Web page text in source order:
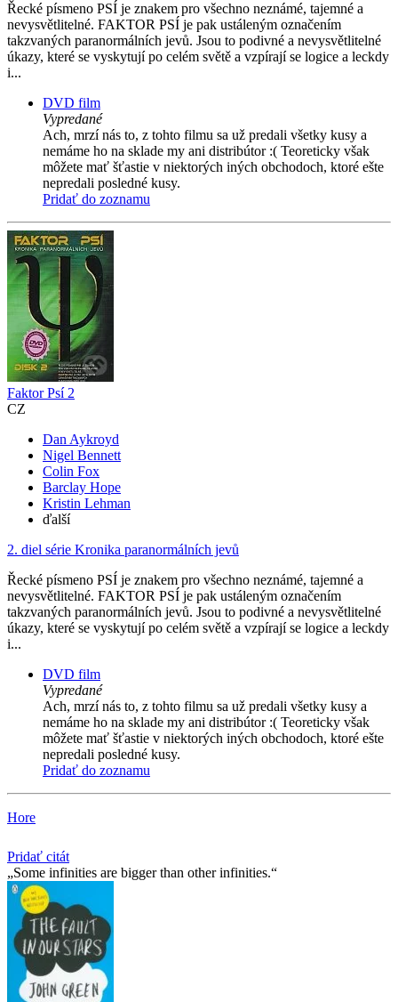
Řecké písmeno PSÍ je znakem pro všechno neznámé, tajemné a
nevysvětlitelné. FAKTOR PSÍ je pak ustáleným označením
takzvaných paranormálních jevů. Jsou to podivné a nevysvětlitelné
úkazy, které se vyskytují po celém světě a vzpírají se logice a leckdy
i...
DVD film
Vypredané
Ach, mrzí nás to, z tohto filmu sa už predali všetky kusy a
nemáme ho na sklade my ani distribútor :( Teoreticky však
môžete mať šťastie v niektorých iných obchodoch, ktoré ešte
nepredali posledné kusy.
Pridať do zoznamu
Faktor Psí 2
CZ
Dan Aykroyd
Nigel Bennett
Colin Fox
Barclay Hope
Kristin Lehman
ďalší
2. diel série Kronika paranormálních jevů
Řecké písmeno PSÍ je znakem pro všechno neznámé, tajemné a
nevysvětlitelné. FAKTOR PSÍ je pak ustáleným označením
takzvaných paranormálních jevů. Jsou to podivné a nevysvětlitelné
úkazy, které se vyskytují po celém světě a vzpírají se logice a leckdy
i...
DVD film
Vypredané
Ach, mrzí nás to, z tohto filmu sa už predali všetky kusy a
nemáme ho na sklade my ani distribútor :( Teoreticky však
môžete mať šťastie v niektorých iných obchodoch, ktoré ešte
nepredali posledné kusy.
Pridať do zoznamu
Hore
Pridať citát
Some infinities are bigger than other infinities.